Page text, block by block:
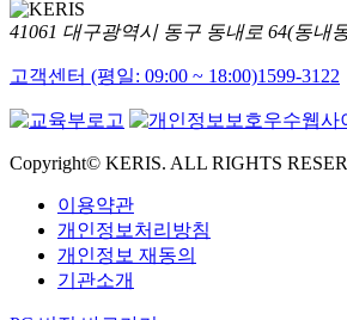
41061 대구광역시 동구 동내로 64(동내
고객센터 (평일: 09:00 ~ 18:00)1599-3122
Copyright© KERIS. ALL RIGHTS
이용약관
개인정보처리방침
개인정보 재동의
기관소개